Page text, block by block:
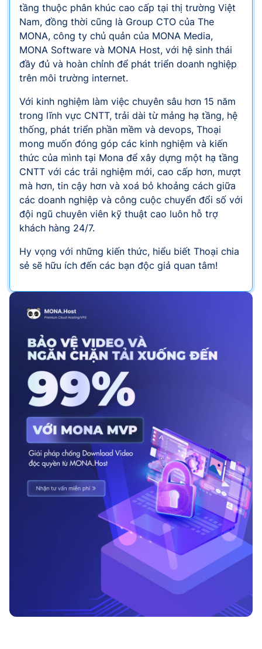
tầng thuộc phân khúc cao cấp tại thị trường Việt
Nam, đồng thời cũng là Group CTO của The
MONA, công ty chủ quản của MONA Media,
MONA Software và MONA Host, với hệ sinh thái
đầy đủ và hoàn chỉnh để phát triển doanh nghiệp
trên môi trường internet.
Với kinh nghiệm làm việc chuyên sâu hơn 15 năm
trong lĩnh vực CNTT, trải dài từ mảng hạ tầng, hệ
thống, phát triển phần mềm và devops, Thoại
mong muốn đóng góp các kinh nghiệm và kiến
thức của mình tại Mona để xây dựng một hạ tầng
CNTT với các trải nghiệm mới, cao cấp hơn, mượt
mà hơn, tin cậy hơn và xoá bỏ khoảng cách giữa
các doanh nghiệp và công cuộc chuyển đổi số với
đội ngũ chuyên viên kỹ thuật cao luôn hỗ trợ
khách hàng 24/7.
Hy vọng với những kiến thức, hiểu biết Thoại chia
sẻ sẽ hữu ích đến các bạn độc giả quan tâm!